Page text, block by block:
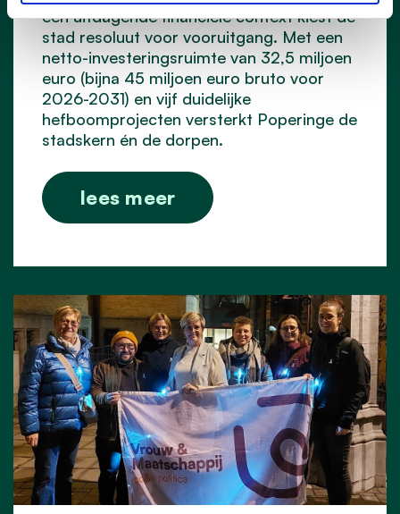
een uitdagende financiële context kiest de
stad resoluut voor vooruitgang. Met een
netto-investeringsruimte van 32,5 miljoen
euro (bijna 45 miljoen euro bruto voor
2026-2031) en vijf duidelijke
hefboomprojecten versterkt Poperinge de
stadskern én de dorpen.
lees meer